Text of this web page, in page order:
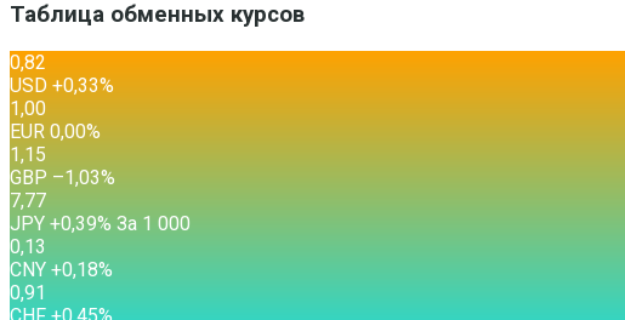
Таблица обменных курсов
0,82
USD +0,33%
1,00
EUR 0,00%
1,15
GBP –1,03%
7,77
JPY +0,39% За 1 000
0,13
CNY +0,18%
0,91